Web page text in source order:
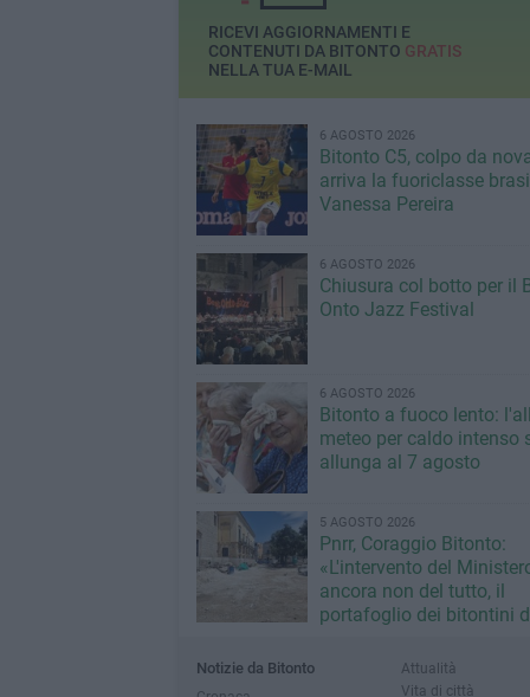
RICEVI AGGIORNAMENTI E
CONTENUTI DA BITONTO GRATIS
NELLA TUA E-MAIL
6 AGOSTO 2026
Bitonto C5, colpo da
arriva la fuoriclasse
Vanessa Pereira
6 AGOSTO 2026
Chiusura col botto per il
Onto Jazz Festival
6 AGOSTO 2026
Bitonto a fuoco lento:
meteo per caldo intenso
allunga al 7 agosto
5 AGOSTO 2026
Pnrr, Coraggio Bitonto:
«L'intervento del
ancora non del tutto, il
portafoglio dei bitontini
Notizie da Bitonto
Attualità
Vita di città